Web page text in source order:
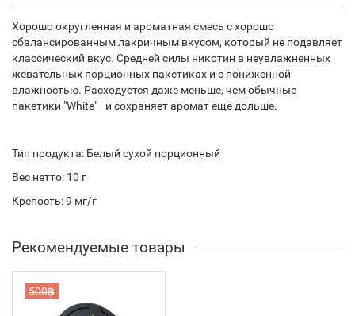
Хорошо округленная и ароматная смесь с хорошо
сбалансированным лакричным вкусом, который не подавляет
классический вкус. Средней силы никотин в неувлажненных
жевательных порционных пакетиках и с пониженной
влажностью. Расходуется даже меньше, чем обычные
пакетики "White" - и сохраняет аромат еще дольше.
Тип продукта: Белый сухой порционный
Вес нетто: 10 г
Крепость: 9 мг/г
Рекомендуемые товары
500฿